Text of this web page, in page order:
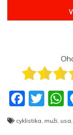
F
a
T
w
itt
cyklistika, muži, usa,